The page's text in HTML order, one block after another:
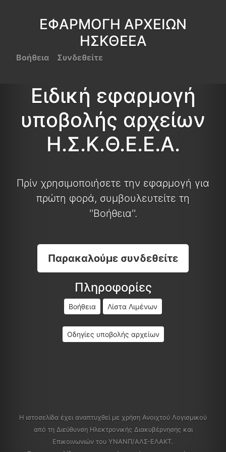
ΕΦΑΡΜΟΓΗ ΑΡΧΕΙΩΝ
ΗΣΚΘΕΕΑ
Βοήθεια Συνδεθείτε
Ειδική εφαρμογή
υποβολής αρχείων
Η.Σ.Κ.Θ.Ε.Ε.Α.
Πρίν χρησιμοποιήσετε την εφαρμογή για
πρώτη φορά, συμβουλευτείτε τη
''Βοήθεια''.
Παρακαλούμε συνδεθείτε
Πληροφορίες
Βοήθεια Λίστα Λιμένων
Οδηγίες υποβολής αρχείων
Η ιστοσελίδα έχει αναπτυχθεί με χρήση Ανοιχτού Λογισμικού
από τη Διεύθυνση Ηλεκτρονικής Διακυβέρνησης και
Επικοινωνιών του ΥΝΑΝΠ/ΑΛΣ-ΕΛΑΚΤ.